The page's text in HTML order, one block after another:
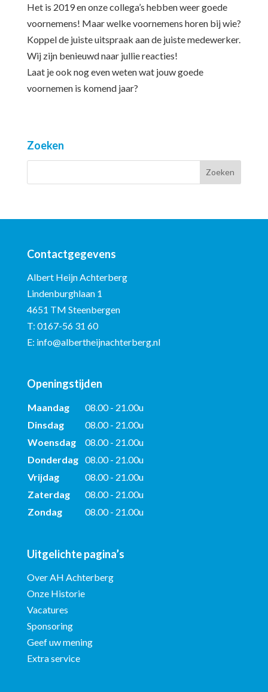
Het is 2019 en onze collega’s hebben weer goede
voornemens! Maar welke voornemens horen bij wie?
Koppel de juiste uitspraak aan de juiste medewerker.
Wij zijn benieuwd naar jullie reacties!
Laat je ook nog even weten wat jouw goede
voornemen is komend jaar?
Zoeken
Contactgegevens
Albert Heijn Achterberg
Lindenburghlaan 1
4651 TM Steenbergen
T: 0167-56 31 60
E: info@albertheijnachterberg.nl
Openingstijden
Maandag
08.00 - 21.00u
Dinsdag
08.00 - 21.00u
Woensdag
08.00 - 21.00u
Donderdag 08.00 - 21.00u
Vrijdag
08.00 - 21.00u
Zaterdag
08.00 - 21.00u
Zondag
08.00 - 21.00u
Uitgelichte pagina’s
Over AH Achterberg
Onze Historie
Vacatures
Sponsoring
Geef uw mening
Extra service